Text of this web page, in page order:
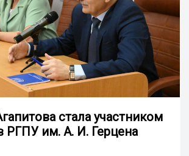
стала участником
РГПУ им. А. И. Герцена